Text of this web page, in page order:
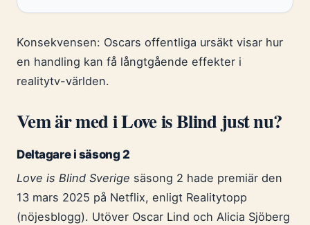
Konsekvensen: Oscars offentliga ursäkt visar hur
en handling kan få långtgående effekter i
realitytv-världen.
Vem är med i Love is Blind just nu?
Deltagare i säsong 2
Love is Blind Sverige säsong 2 hade premiär den
13 mars 2025 på Netflix, enligt Realitytopp
(nöjesblogg). Utöver Oscar Lind och Alicia Sjöberg